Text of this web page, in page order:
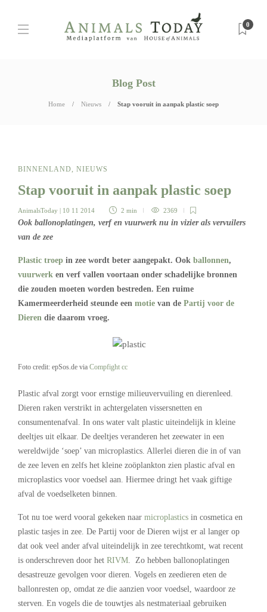
0
Blog Post
Home Nieuws Stap vooruit in aanpak plastic soep
BINNENLAND, NIEUWS
Stap vooruit in aanpak plastic soep
AnimalsToday | 10 11 2014 2 min 2369
Ook ballonoplatingen, verf en vuurwerk nu in vizier als vervuilers
van de zee
Plastic troep in zee wordt beter aangepakt. Ook ballonnen,
vuurwerk en verf vallen voortaan onder schadelijke bronnen
die zouden moeten worden bestreden. Een ruime
Kamermeerderheid steunde een motie van de Partij voor de
Dieren die daarom vroeg.
Foto credit: epSos.de via Compfight cc
Plastic afval zorgt voor ernstige milieuvervuiling en dierenleed.
Dieren raken verstrikt in achtergelaten vissersnetten en
consumentenafval. In ons water valt plastic uiteindelijk in kleine
deeltjes uit elkaar. De deeltjes veranderen het zeewater in een
wereldwijde ‘soep’ van microplastics. Allerlei dieren die in of van
de zee leven en zelfs het kleine zoöplankton zien plastic afval en
microplastics voor voedsel aan. Hiermee dringt het vaak giftige
afval de voedselketen binnen.
Tot nu toe werd vooral gekeken naar microplastics in cosmetica en
plastic tasjes in zee. De Partij voor de Dieren wijst er al langer op
dat ook veel ander afval uiteindelijk in zee terechtkomt, wat recent
is onderschreven door het RIVM . Zo hebben ballonoplatingen
desastreuze gevolgen voor dieren. Vogels en zeedieren eten de
ballonresten op, omdat ze die aanzien voor voedsel, waardoor ze
sterven. En vogels die de touwtjes als nestmateriaal gebruiken